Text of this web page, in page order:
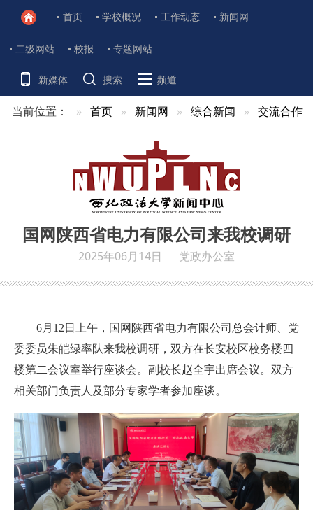
首页 学校概况 工作动态 新闻网
二级网站 校报 专题网站
新媒体 搜索 频道
当前位置： 首页 新闻网 综合新闻 交流合作
国网陕西省电力有限公司来我校调研
2025年06月14日 党政办公室
6月12日上午，国网陕西省电力有限公司总会计师、党
委委员朱皑绿率队来我校调研，双方在长安校区校务楼四
楼第二会议室举行座谈会。副校长赵全宇出席会议。双方
相关部门负责人及部分专家学者参加座谈。